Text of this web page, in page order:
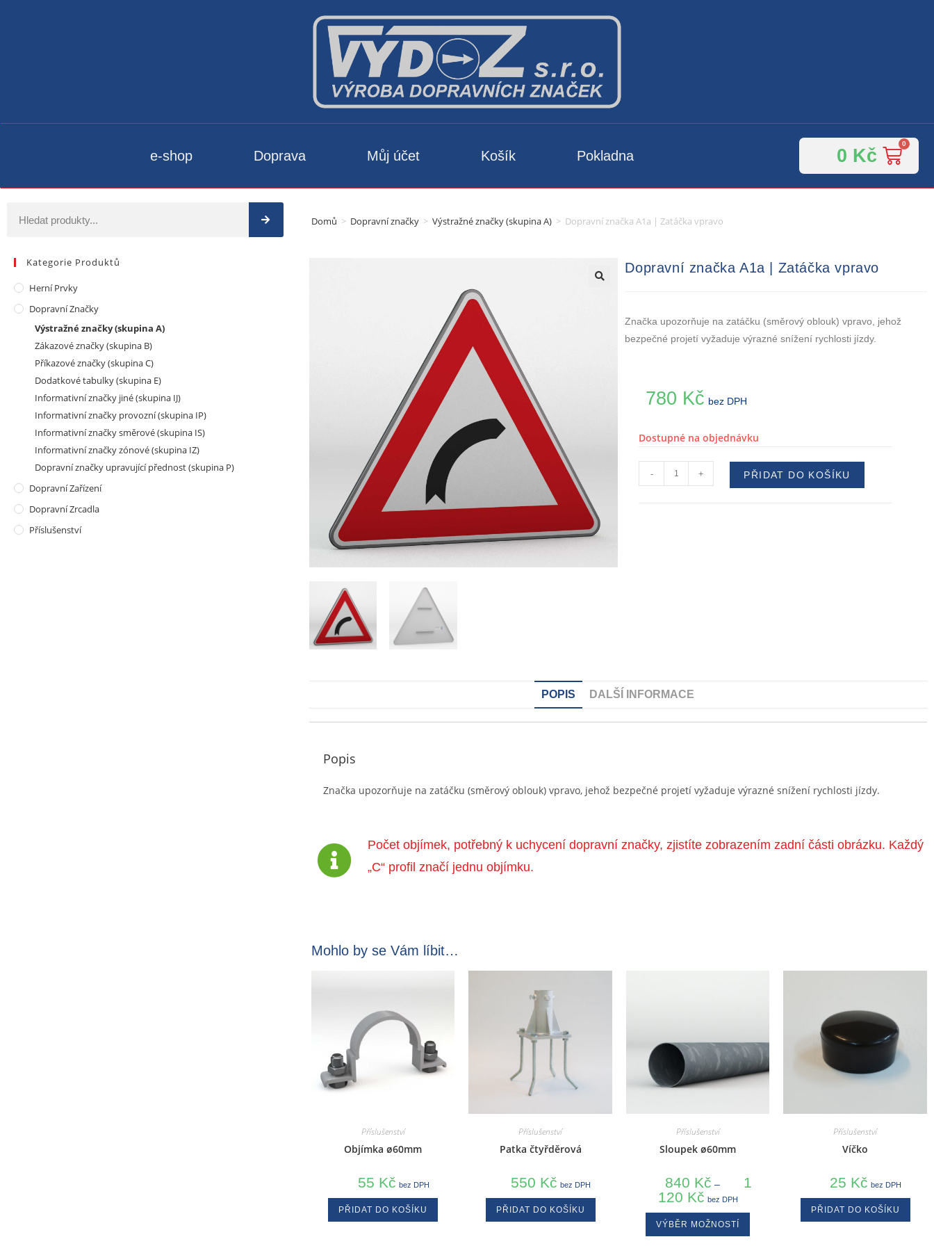
e-shop Doprava Můj účet Košík Pokladna 0 Kč
Domů > Dopravní značky > Výstražné značky (skupina A) > Dopravní značka A1a | Zatáčka vpravo
Kategorie Produktů
Herní Prvky
Dopravní Značky
Výstražné značky (skupina A)
Zákazové značky (skupina B)
Příkazové značky (skupina C)
Dodatkové tabulky (skupina E)
Informativní značky jiné (skupina IJ)
Informativní značky provozní (skupina IP)
Informativní značky směrové (skupina IS)
Informativní značky zónové (skupina IZ)
Dopravní značky upravující přednost (skupina P)
Dopravní Zařízení
Dopravní Zrcadla
Příslušenství
Dopravní značka A1a | Zatáčka vpravo
Značka upozorňuje na zatáčku (směrový oblouk) vpravo, jehož
bezpečné projetí vyžaduje výrazné snížení rychlosti jízdy.
780 Kč bez DPH
Dostupné na objednávku
- + PŘIDAT DO KOŠÍKU
POPIS DALŠÍ INFORMACE
Popis
Značka upozorňuje na zatáčku (směrový oblouk) vpravo, jehož bezpečné projetí vyžaduje výrazné snížení rychlosti jízdy.
Počet objímek, potřebný k uchycení dopravní značky, zjistíte zobrazením zadní části obrázku. Každý
„C“ profil značí jednu objímku.
Mohlo by se Vám líbit…
Příslušenství
Objímka ø60mm
55 Kč bez DPH
PŘIDAT DO KOŠÍKU
Příslušenství
Patka čtyřděrová
550 Kč bez DPH
PŘIDAT DO KOŠÍKU
Příslušenství
Sloupek ø60mm
840 Kč –
1
120 Kč bez DPH
VÝBĚR MOŽNOSTÍ
Příslušenství
Víčko
25 Kč bez DPH
PŘIDAT DO KOŠÍKU